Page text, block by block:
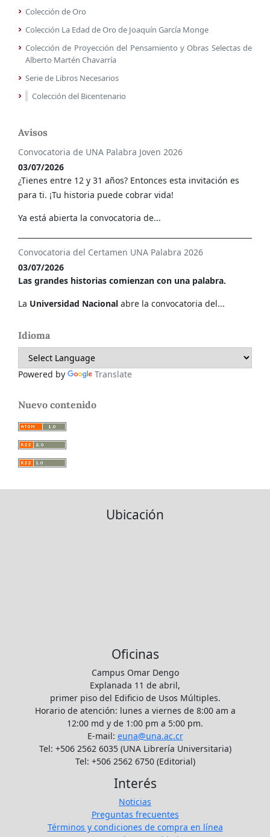
Colección de Oro
Colección La Edad de Oro de Joaquín García Monge
Colección de Proyección del Pensamiento y Obras Selectas de
Alberto Martén Chavarría
Serie de Libros Necesarios
Colección del Bicentenario
Avisos
Convocatoria de UNA Palabra Joven 2026
03/07/2026
¿Tienes entre 12 y 31 años? Entonces esta invitación es
para ti. ¡Tu historia puede cobrar vida!
Ya está abierta la convocatoria de...
Convocatoria del Certamen UNA Palabra 2026
03/07/2026
Las grandes historias comienzan con una palabra.
La Universidad Nacional abre la convocatoria del...
Idioma
Powered by Translate
Nuevo contenido
Ubicación
Oficinas
Campus Omar Dengo
Explanada 11 de abril,
primer piso del Edificio de Usos Múltiples.
Horario de atención: lunes a viernes de 8:00 am a
12:00 md y de 1:00 pm a 5:00 pm.
E-mail: euna@una.ac.cr
Tel: +506 2562 6035 (UNA Librería Universitaria)
Tel: +506 2562 6750 (Editorial)
Interés
Noticias
Preguntas frecuentes
Términos y condiciones de compra en línea